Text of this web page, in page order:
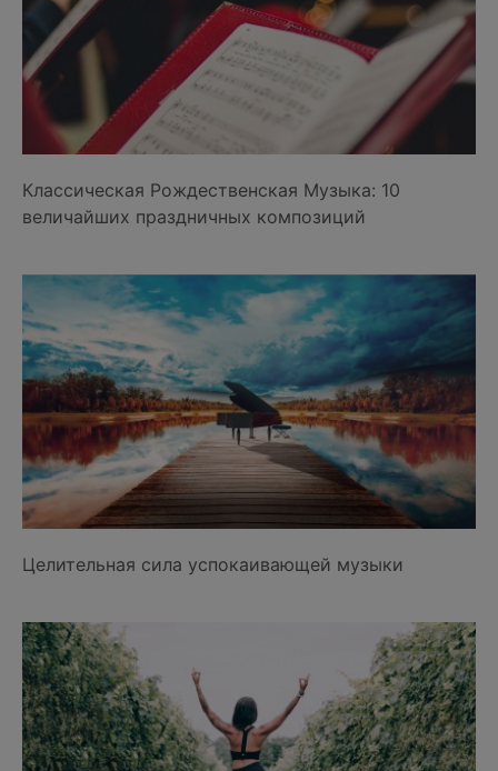
Классическая Рождественская Музыка: 10
величайших праздничных композиций
Целительная сила успокаивающей музыки